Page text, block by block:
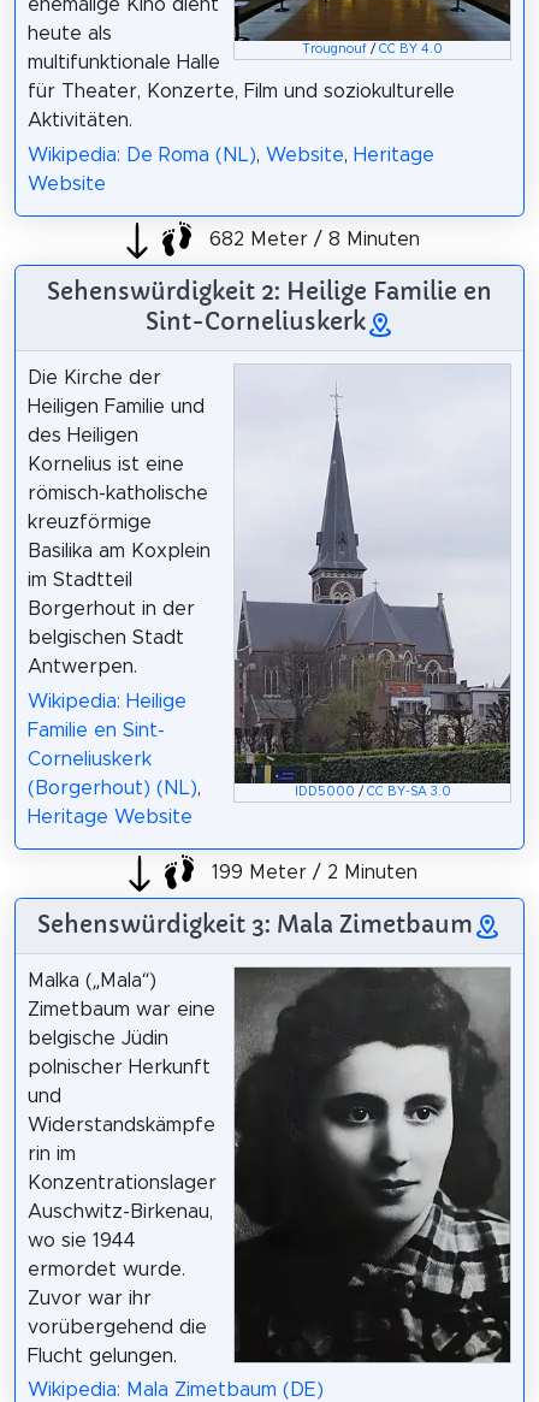
Trougnouf /CC BY 4.0
ehemalige Kino dient
heute als
multifunktionale Halle
für Theater, Konzerte, Film und soziokulturelle
Aktivitäten.
Wikipedia: De Roma (NL), Website, Heritage
Website
682 Meter / 8 Minuten
Sehenswürdigkeit 2: Heilige Familie en
Sint-Corneliuskerk
IDD5000 / CC BY-SA 3.0
Die Kirche der
Heiligen Familie und
des Heiligen
Kornelius ist eine
römisch-katholische
kreuzförmige
Basilika am Koxplein
im Stadtteil
Borgerhout in der
belgischen Stadt
Antwerpen.
Wikipedia: Heilige
Familie en Sint-
Corneliuskerk
(Borgerhout) (NL),
Heritage Website
199 Meter / 2 Minuten
Sehenswürdigkeit 3: Mala Zimetbaum
Malka („Mala“)
Zimetbaum war eine
belgische Jüdin
polnischer Herkunft
und
Widerstandskämpfe
rin im
Konzentrationslager
Auschwitz-Birkenau,
wo sie 1944
ermordet wurde.
Zuvor war ihr
vorübergehend die
Flucht gelungen.
Wikipedia: Mala Zimetbaum (DE)